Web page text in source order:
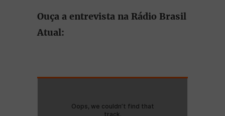
Ouça a entrevista na Rádio Brasil
Atual: